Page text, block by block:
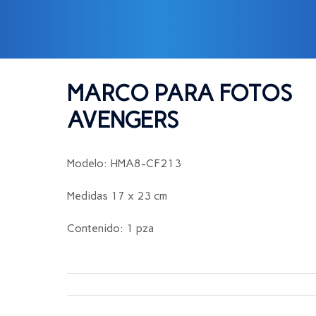
MARCO PARA FOTOS
AVENGERS
Modelo: HMA8-CF213
Medidas 17 x 23 cm
Contenido: 1 pza